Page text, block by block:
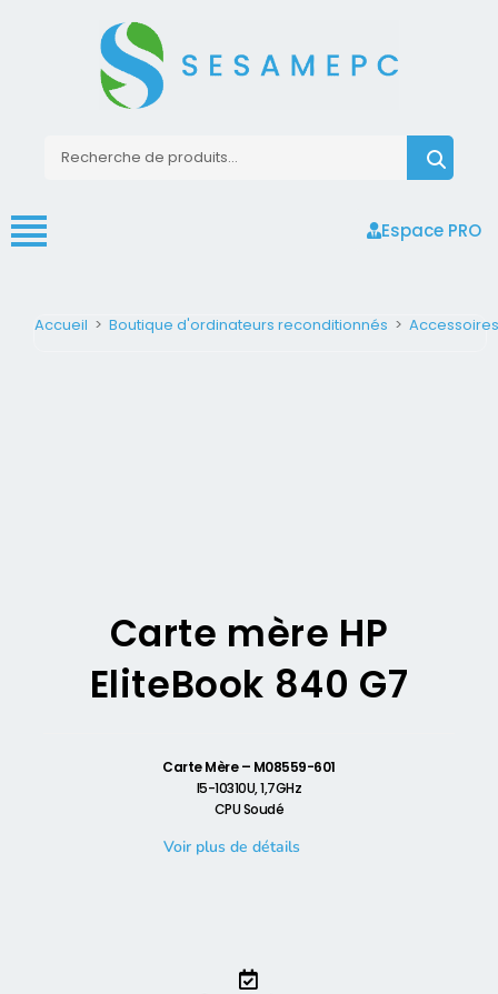
Espace PRO
Accueil > Boutique d'ordinateurs reconditionnés >
Carte mère HP
EliteBook 840 G7
Carte Mère – M08559-601
I5-10310U, 1,7GHz
CPU Soudé
Voir plus de détails